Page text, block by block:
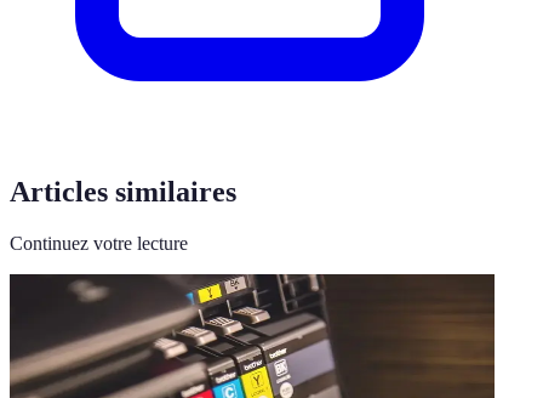
Articles similaires
Continuez votre lecture